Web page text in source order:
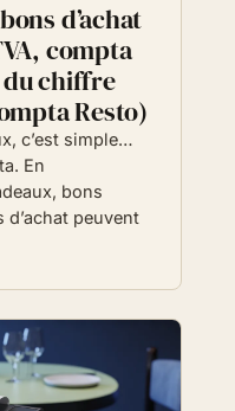
d’achat
compta
du chiffre
Resto)
c’est simple…
En
bons
peuvent